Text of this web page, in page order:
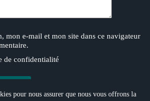
pour nous assurer que nous vous offrons la
mon e-mail et mon site dans ce navigateur
de confidentialité